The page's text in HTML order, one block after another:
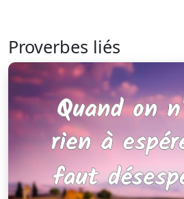
Proverbes liés